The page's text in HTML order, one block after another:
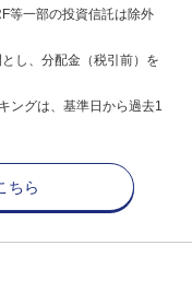
等一部の投資信託は除外
し、分配金（税引前）を
ングは、基準日から過去1
ちら